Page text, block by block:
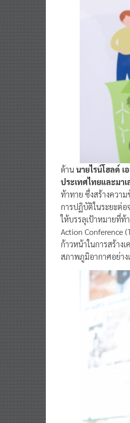
ด้านนายไรน์โฮลด์ เ
ประเทศไทยและมาเ
ท้าทาย ซึ่งสร้างควา
การปฏิบัติในระยะต่อ
ให้บรรลุเป้าหมายที่ท้
Action Conference
ก้าวหน้าในการสร้าง
สภาพภูมิอากาศอย่าง